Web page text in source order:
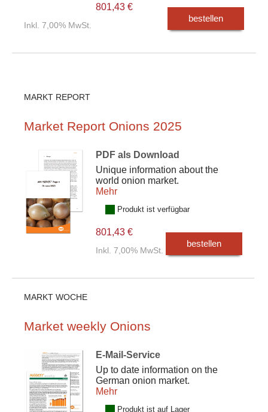
801,43 €
Inkl. 7,00% MwSt.
bestellen
MARKT REPORT
Market Report Onions 2025
PDF als Download
Unique information about the
world onion market.
Mehr
Produkt ist verfügbar
801,43 €
Inkl. 7,00% MwSt.
bestellen
MARKT WOCHE
Market weekly Onions
E-Mail-Service
Up to date information on the
German onion market.
Mehr
Produkt ist auf Lager